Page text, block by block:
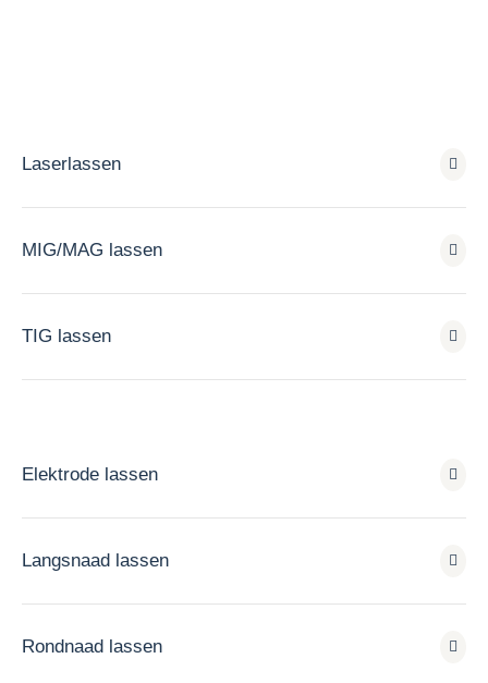
Laserlassen
MIG/MAG lassen
TIG lassen
Elektrode lassen
Langsnaad lassen
Rondnaad lassen